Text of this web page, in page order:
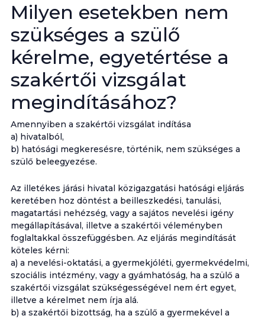
Milyen esetekben nem
szükséges a szülő
kérelme, egyetértése a
szakértői vizsgálat
megindításához?
Amennyiben a szakértői vizsgálat indítása
a) hivatalból,
b) hatósági megkeresésre, történik, nem szükséges a
szülő beleegyezése.
Az illetékes járási hivatal közigazgatási hatósági eljárás
keretében hoz döntést a beilleszkedési, tanulási,
magatartási nehézség, vagy a sajátos nevelési igény
megállapításával, illetve a szakértői véleményben
foglaltakkal összefüggésben. Az eljárás megindítását
köteles kérni:
a) a nevelési-oktatási, a gyermekjóléti, gyermekvédelmi,
szociális intézmény, vagy a gyámhatóság, ha a szülő a
szakértői vizsgálat szükségességével nem ért egyet,
illetve a kérelmet nem írja alá.
b) a szakértői bizottság, ha a szülő a gyermekével a